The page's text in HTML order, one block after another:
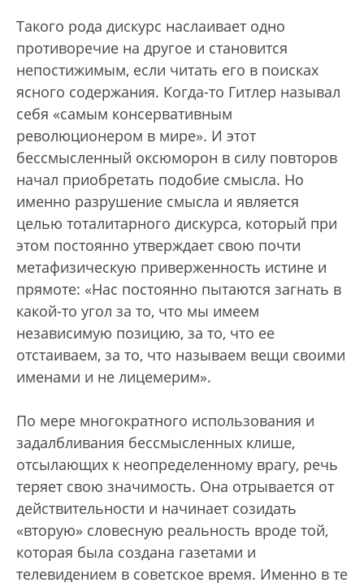
Такого рода дискурс наслаивает одно
противоречие на другое и становится
непостижимым, если читать его в поисках
ясного содержания. Когда-то Гитлер называл
себя «самым консервативным
революционером в мире». И этот
бессмысленный оксюморон в силу повторов
начал приобретать подобие смысла. Но
именно разрушение смысла и является
целью тоталитарного дискурса, который при
этом постоянно утверждает свою почти
метафизическую приверженность истине и
прямоте: «Нас постоянно пытаются загнать в
какой-то угол за то, что мы имеем
независимую позицию, за то, что ее
отстаиваем, за то, что называем вещи своими
именами и не лицемерим».
По мере многократного использования и
задалбливания бессмысленных клише,
отсылающих к неопределенному врагу, речь
теряет свою значимость. Она отрывается от
действительности и начинает созидать
«вторую» словесную реальность вроде той,
которая была создана газетами и
телевидением в советское время. Именно в те